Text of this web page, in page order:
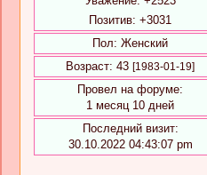
Позитив: +3031
Пол: Женский
Возраст: 43 [1983-01-19]
Провел на форуме:
1 месяц 10 дней
Последний визит:
30.10.2022 04:43:07 pm